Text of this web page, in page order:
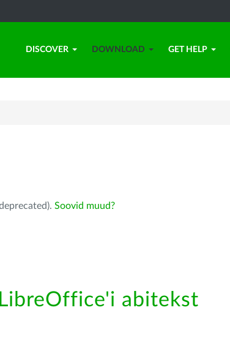
DISCOVER DOWNLOAD GET HELP
Soovid muud?
abitekst